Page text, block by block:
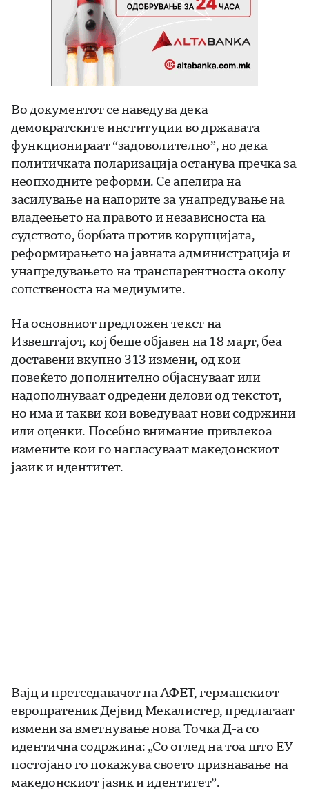
Во документот се наведува дека
демократските институции во државата
функционираат “задоволително”, но дека
политичката поларизација останува пречка за
неопходните реформи. Се апелира на
засилување на напорите за унапредување на
владеењето на правото и независноста на
судството, борбата против корупцијата,
реформирањето на јавната администрација и
унапредувањето на транспарентноста околу
сопственоста на медиумите.
На основниот предложен текст на
Извештајот, кој беше објавен на 18 март, беа
доставени вкупно 313 измени, од кои
повеќето дополнително објаснуваат или
надополнуваат одредени делови од текстот,
но има и такви кои воведуваат нови содржини
или оценки. Посебно внимание привлекоа
измените кои го нагласуваат македонскиот
јазик и идентитет.
Вајц и претседавачот на АФЕТ, германскиот
европратеник Дејвид Мекалистер, предлагаат
измени за вметнување нова Точка Д-а со
идентична содржина: „Со оглед на тоа што ЕУ
постојано го покажува своето признавање на
македонскиот јазик и идентитет”.